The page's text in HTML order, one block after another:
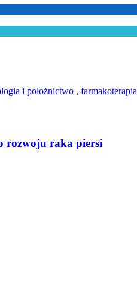
i położnictwo , farmakoterapia
rozwoju raka piersi